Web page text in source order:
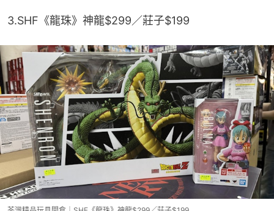
3.SHF《龍珠》神龍$299／莊子$199